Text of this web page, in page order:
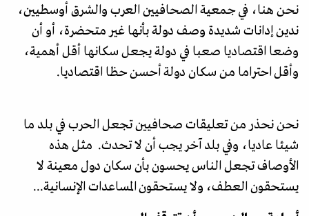
نحن هنا، في جمعية الصحافيين العرب والشرق أوسطيين،
ندين إدانات شديدة وصف دولة بأنها غير متحضرة، أو أن
وضعا اقتصاديا صعبا في دولة يجعل سكانها أقل أهمية،
وأقل احتراما من سكان دولة أحسن حظا اقتصاديا.
نحن نحذر من تعليقات صحافيين تجعل الحرب في بلد ما
شيئا عاديا، وفي بلد آخر يجب أن لا تحدث. مثل هذه
الأوصاف تجعل الناس يحسون بأن سكان دول معينة لا
يستحقون العطف، ولا يستحقون المساعدات الإنسانية...